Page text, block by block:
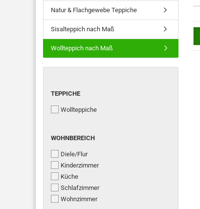
Natur & Flachgewebe Teppiche
Sisalteppich nach Maß
Wollteppich nach Maß
TEPPICHE
TEPPICHE
Wollteppiche
WOHNBEREICH
WOHNBEREICH
Diele/Flur
Kinderzimmer
Küche
Schlafzimmer
Wohnzimmer